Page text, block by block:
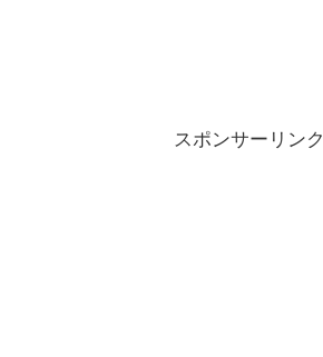
スポンサーリンク